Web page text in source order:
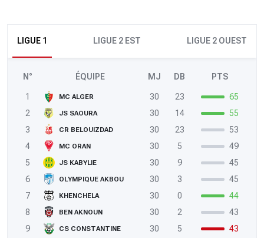
LIGUE 1 LIGUE 2 EST LIGUE 2 OUEST
N° ÉQUIPE MJ DB PTS
1 MC ALGER 30 23
65
2
JS SAOURA 30 14
55
3
CR BELOUIZDAD 30 23
53
4
MC ORAN 30 5
49
5
JS KABYLIE 30 9
45
6
OLYMPIQUE AKBOU 30 3
45
7
KHENCHELA 30 0
44
8
BEN AKNOUN 30 2
43
9
CS CONSTANTINE 30 5
43